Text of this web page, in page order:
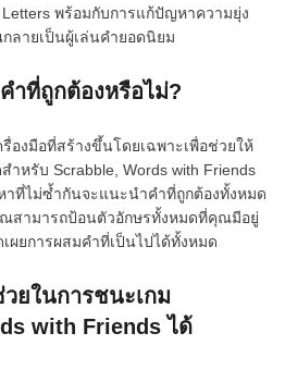
Letters พร้อมกับการแก้ปัญหาความยุ่ง
ลายเป็นผู้เล่นคำยอดนิยม
ำที่ถูกต้องหรือไม่?
รื่องมือที่สร้างขึ้นโดยเฉพาะเพื่อช่วยให้
หรับ Scrabble, Words with Friends
าที่ไม่ซ้ำกันจะแนะนำคำที่ถูกต้องทั้งหมด
สามารถป้อนตัวอักษรทั้งหมดที่คุณมีอยู่
ผยการผสมคำที่เป็นไปได้ทั้งหมด
ยในการชนะเกม
with Friends ได้